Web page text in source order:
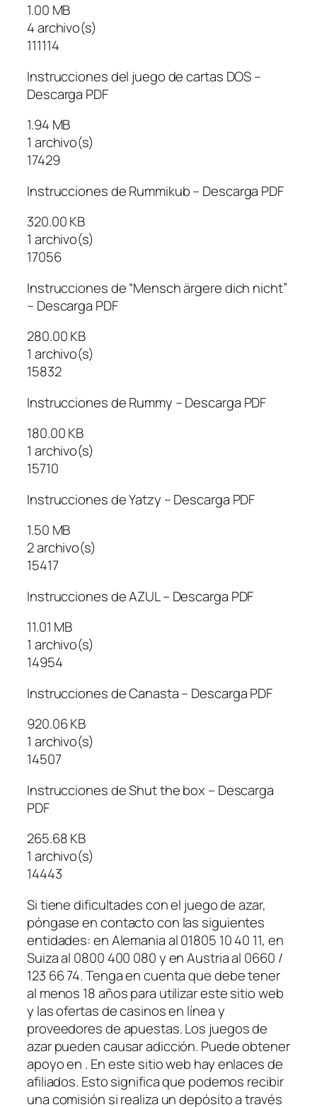
1.00 MB
4 archivo(s)
111114
Instrucciones del juego de cartas DOS –
Descarga PDF
1.94 MB
1 archivo(s)
17429
Instrucciones de Rummikub – Descarga PDF
320.00 KB
1 archivo(s)
17056
Instrucciones de “Mensch ärgere dich nicht”
– Descarga PDF
280.00 KB
1 archivo(s)
15832
Instrucciones de Rummy – Descarga PDF
180.00 KB
1 archivo(s)
15710
Instrucciones de Yatzy – Descarga PDF
1.50 MB
2 archivo(s)
15417
Instrucciones de AZUL – Descarga PDF
11.01 MB
1 archivo(s)
14954
Instrucciones de Canasta – Descarga PDF
920.06 KB
1 archivo(s)
14507
Instrucciones de Shut the box – Descarga
PDF
265.68 KB
1 archivo(s)
14443
Si tiene dificultades con el juego de azar,
póngase en contacto con las siguientes
entidades: en Alemania al 01805 10 40 11, en
Suiza al 0800 400 080 y en Austria al 0660 /
123 66 74. Tenga en cuenta que debe tener
al menos 18 años para utilizar este sitio web
y las ofertas de casinos en línea y
proveedores de apuestas. Los juegos de
azar pueden causar adicción. Puede obtener
apoyo en . En este sitio web hay enlaces de
afiliados. Esto significa que podemos recibir
una comisión si realiza un depósito a través